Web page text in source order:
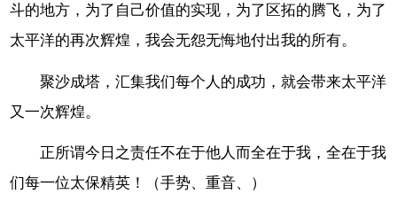
斗的地方，为了自己价值的实现，为了区拓的腾飞，为了
太平洋的再次辉煌，我会无怨无悔地付出我的所有。
聚沙成塔，汇集我们每个人的成功，就会带来太平洋
又一次辉煌。
正所谓今日之责任不在于他人而全在于我，全在于我
们每一位太保精英！（手势、重音、）